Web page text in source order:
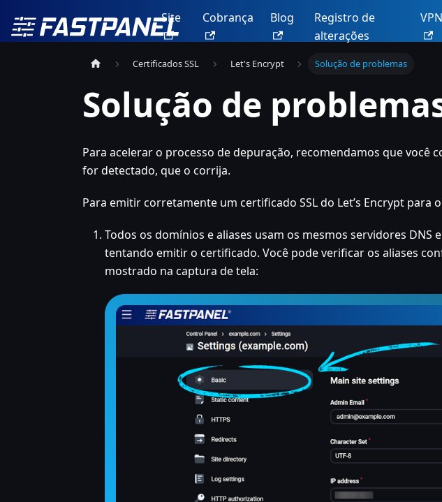
Site Cobrança Blog
Registro de
alterações
VPN
Certificados SSL Let's Encrypt Solução de problemas
Solução de
Para acelerar o processo de depuração, recomendamos que você
for detectado, que o corrija.
Para emitir corretamente um certificado SSL do Let’s Encrypt para
Todos os domínios e aliases usam os mesmos servidores
tentando emitir o certificado. Você pode verificar os aliases
mostrado na captura de tela: